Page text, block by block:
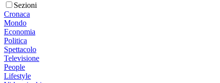
Sezioni
Cronaca
Mondo
Economia
Politica
Spettacolo
Televisione
People
Lifestyle